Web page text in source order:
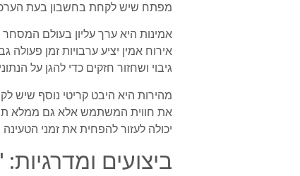
מפתח שיש לקחת בחשבון בעת
אמינות היא ערך עליון בעולם
אירוח אמין יציע ערבויות זמן
גיבוי ושחזור חזקים כדי להגן על
מהירות היא היבט קריטי נוסף
את חווית המשתמש אלא גם ממלא
יכולה לעזור להפחית את זמני
ביצועים